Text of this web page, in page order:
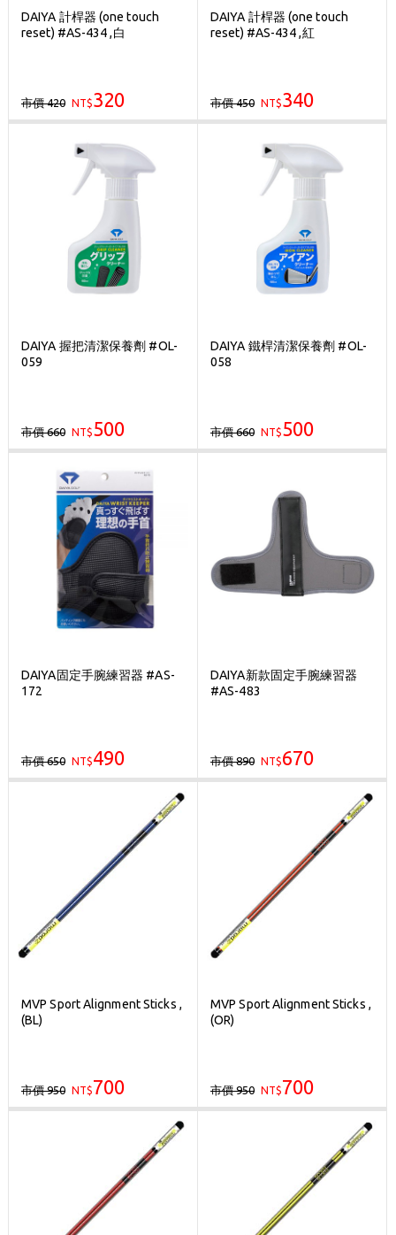
DAIYA 計桿器 (one touch
reset) #AS-434 ,白
市價 420 NT$320
DAIYA 計桿器 (one touch
reset) #AS-434 ,紅
市價 450 NT$340
DAIYA 握把清潔保養劑 #OL-
059
市價 660 NT$500
DAIYA 鐵桿清潔保養劑 #OL-
058
市價 660 NT$500
DAIYA固定手腕練習器 #AS-
172
市價 650 NT$490
DAIYA新款固定手腕練習器
#AS-483
市價 890 NT$670
MVP Sport Alignment Sticks ,
(BL)
市價 950 NT$700
MVP Sport Alignment Sticks ,
(OR)
市價 950 NT$700